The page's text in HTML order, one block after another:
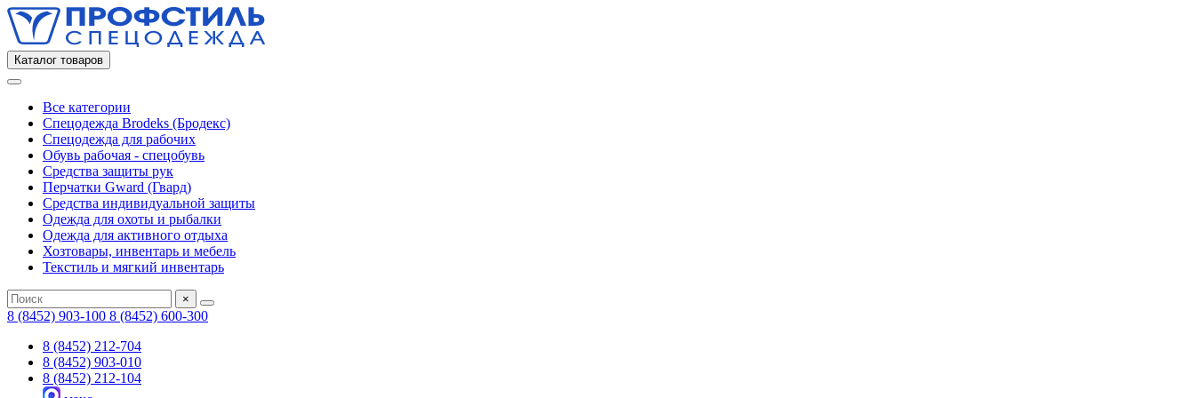
Каталог товаров
Все категории
Спецодежда Brodeks (Бродекс)
Спецодежда для рабочих
Обувь рабочая - спецобувь
Средства защиты рук
Перчатки Gward (Гвард)
Средства индивидуальной защиты
Одежда для охоты и рыбалки
Одежда для активного отдыха
Хозтовары, инвентарь и мебель
Текстиль и мягкий инвентарь
×
8 (8452) 903-100 8 (8452) 600-300
8 (8452) 212-704
8 (8452) 903-010
8 (8452) 212-104